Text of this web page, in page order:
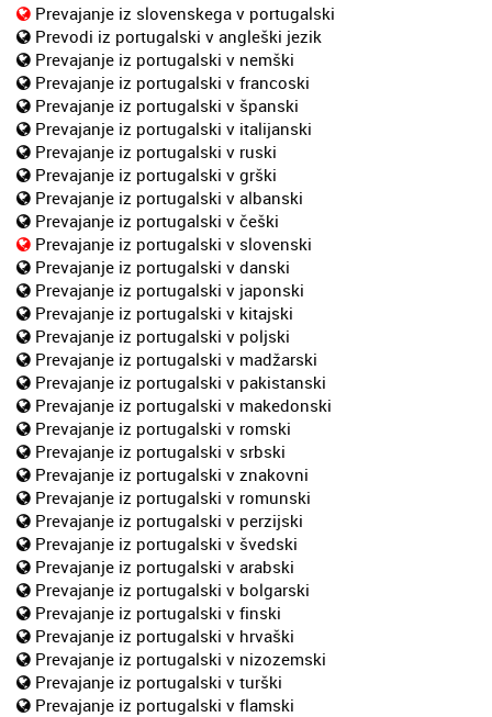
Prevajanje iz slovenskega v portugalski
Prevodi iz portugalski v angleški jezik
Prevajanje iz portugalski v nemški
Prevajanje iz portugalski v francoski
Prevajanje iz portugalski v španski
Prevajanje iz portugalski v italijanski
Prevajanje iz portugalski v ruski
Prevajanje iz portugalski v grški
Prevajanje iz portugalski v albanski
Prevajanje iz portugalski v češki
Prevajanje iz portugalski v slovenski
Prevajanje iz portugalski v danski
Prevajanje iz portugalski v japonski
Prevajanje iz portugalski v kitajski
Prevajanje iz portugalski v poljski
Prevajanje iz portugalski v madžarski
Prevajanje iz portugalski v pakistanski
Prevajanje iz portugalski v makedonski
Prevajanje iz portugalski v romski
Prevajanje iz portugalski v srbski
Prevajanje iz portugalski v znakovni
Prevajanje iz portugalski v romunski
Prevajanje iz portugalski v perzijski
Prevajanje iz portugalski v švedski
Prevajanje iz portugalski v arabski
Prevajanje iz portugalski v bolgarski
Prevajanje iz portugalski v finski
Prevajanje iz portugalski v hrvaški
Prevajanje iz portugalski v nizozemski
Prevajanje iz portugalski v turški
Prevajanje iz portugalski v flamski